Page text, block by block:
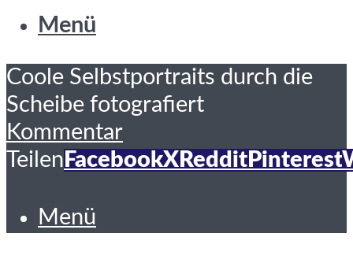
Menü
Coole Selbstportraits durch die
Scheibe fotografiert
Kommentar
Teilen FacebookX Reddit Pinterest
Menü